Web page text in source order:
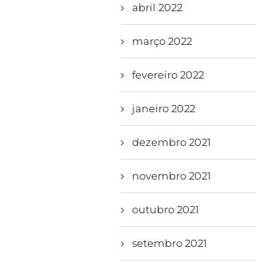
abril 2022
março 2022
fevereiro 2022
janeiro 2022
dezembro 2021
novembro 2021
outubro 2021
setembro 2021